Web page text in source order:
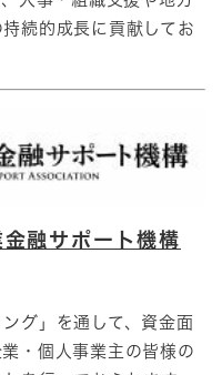
続的成長に貢献してお
融サポート機構
グ」を通して、資金面
・個人事業主の皆様の